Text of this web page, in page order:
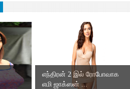
எந்திரன் 2 இல் ரோபோவாக
எமி ஜாக்ஸன் ...